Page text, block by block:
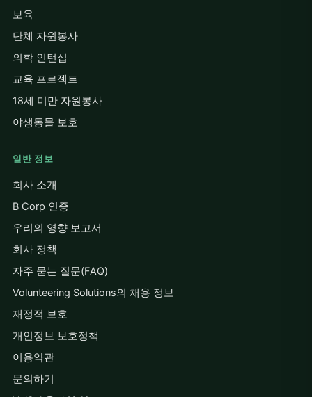
보육
단체 자원봉사
의학 인턴십
교육 프로젝트
18세 미만 자원봉사
야생동물 보호
일반 정보
회사 소개
B Corp 인증
우리의 영향 보고서
회사 정책
자주 묻는 질문(FAQ)
Volunteering Solutions의 채용 정보
재정적 보호
개인정보 보호정책
이용약관
문의하기